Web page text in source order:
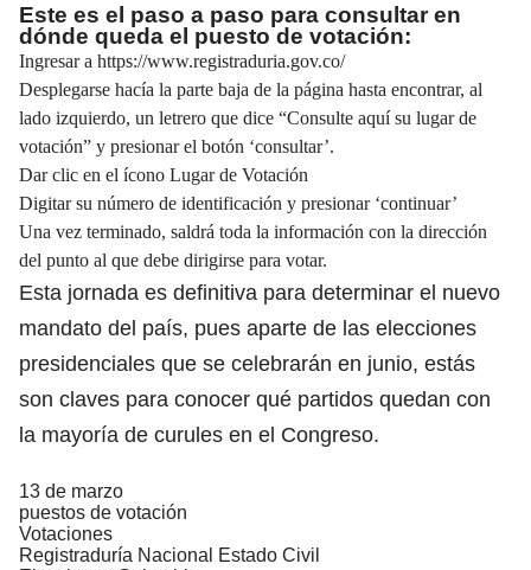
Este es el paso a paso para consultar en
dónde queda el puesto de votación:
Ingresar a https://www.registraduria.gov.co/
Desplegarse hacía la parte baja de la página hasta encontrar, al
lado izquierdo, un letrero que dice “Consulte aquí su lugar de
votación” y presionar el botón ‘consultar’.
Dar clic en el ícono Lugar de Votación
Digitar su número de identificación y presionar ‘continuar’
Una vez terminado, saldrá toda la información con la dirección
del punto al que debe dirigirse para votar.
Esta jornada es definitiva para determinar el nuevo
mandato del país, pues aparte de las elecciones
presidenciales que se celebrarán en junio, estás
son claves para conocer qué partidos quedan con
la mayoría de curules en el Congreso.
13 de marzo
puestos de votación
Votaciones
Registraduría Nacional Estado Civil